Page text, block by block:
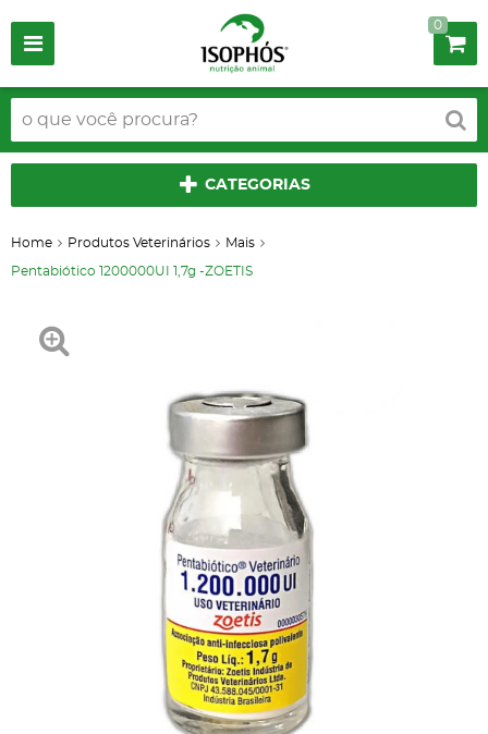
0
CATEGORIAS
Home Produtos Veterinários Mais
Pentabiótico 1200000UI 1,7g -ZOETIS